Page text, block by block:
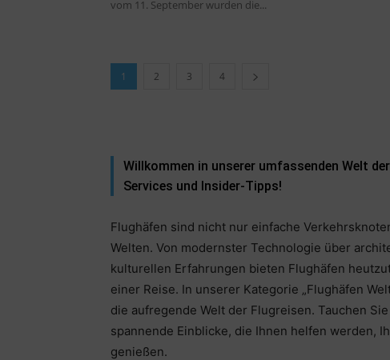
vom 11. September wurden die...
1 2 3 4
Willkommen in unserer umfassenden Welt
Services und Insider-Tipps!
Flughäfen sind nicht nur einfache
Welten. Von modernster Technologie über
kulturellen Erfahrungen bieten Flughäfen
einer Reise. In unserer Kategorie „Flughäfen
die aufregende Welt der Flugreisen. Tauchen
spannende Einblicke, die Ihnen helfen werden,
genießen.